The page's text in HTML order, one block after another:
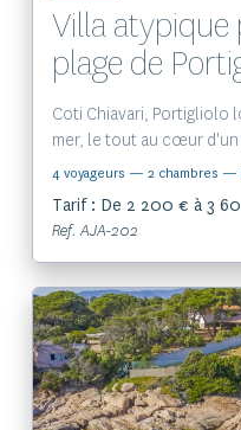
Villa atypique
plage de
Coti Chiavari, Portigliolo
mer, le tout au cœur
4 voyageurs — 2 chambres —
Tarif : De 2 200 € à 3
Ref. AJA-202